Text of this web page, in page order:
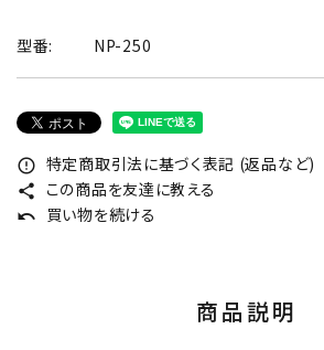
型番: NP-250
error_outline 特定商取引法に基づく表記 (返品など)
share この商品を友達に教える
undo 買い物を続ける
商品説明